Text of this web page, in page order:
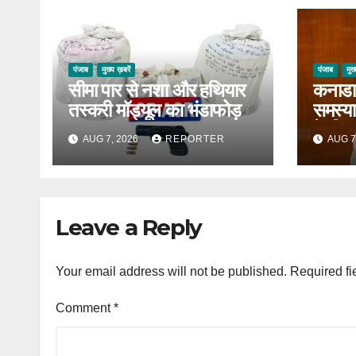
पंजाब मुख्य ख़बरें
सीमा पार से नशा और हथियार
तस्करी मॉड्यूल का भंडाफोड़
AUG 7, 2026 REPORTER
पंजाब
के AUG
Leave a Reply
Your email address will not be published. Required
Comment*